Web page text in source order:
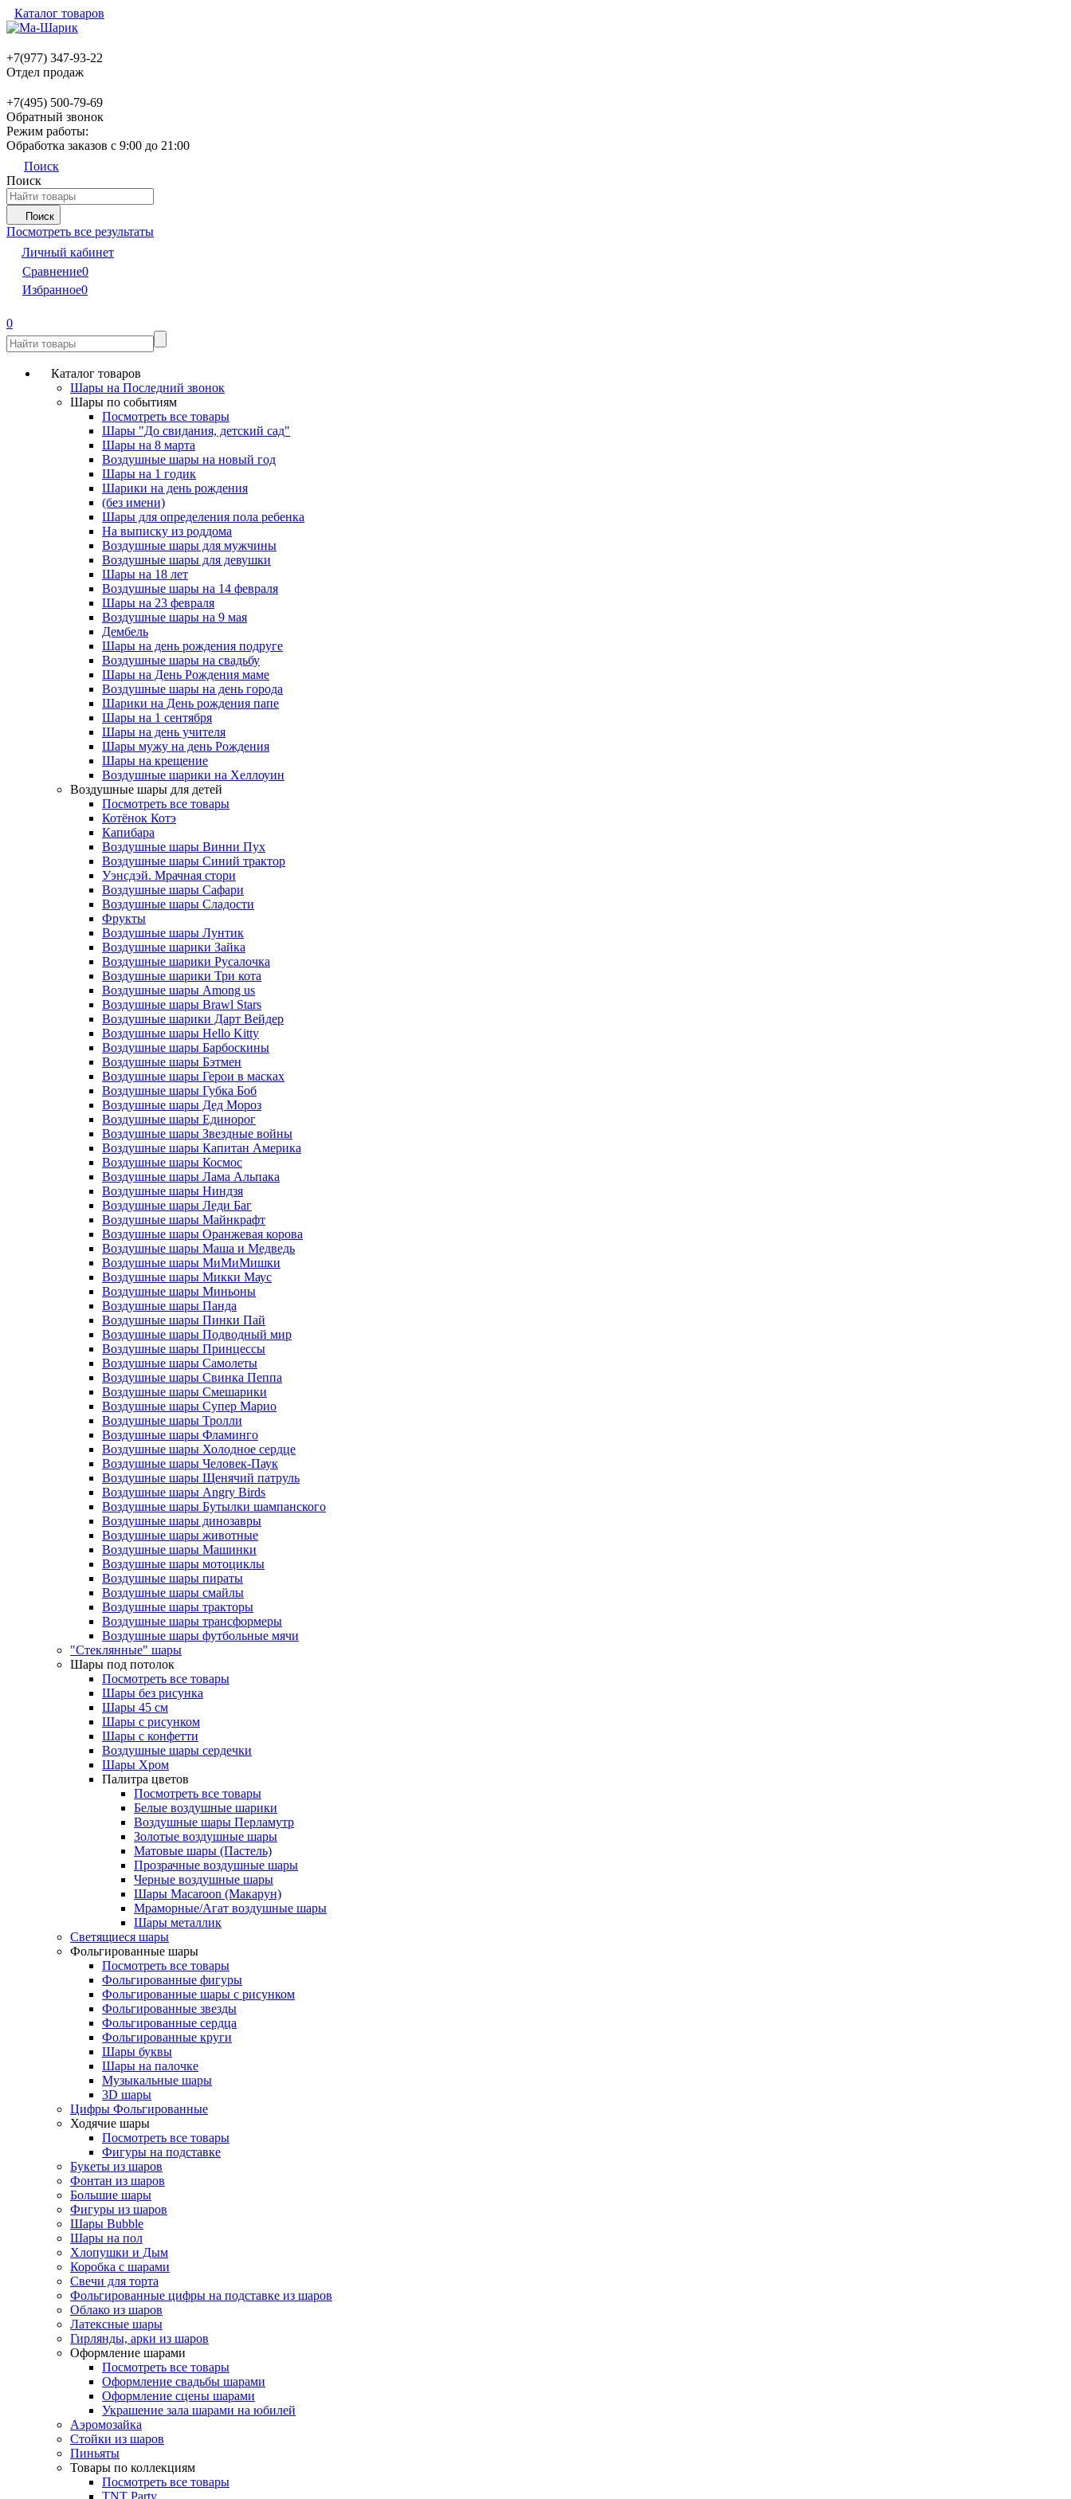
Каталог товаров
+7(977) 347-93-22
Отдел продаж
+7(495) 500-79-69
Обратный звонок
Режим работы:
Обработка заказов с 9:00 до 21:00
Поиск
Поиск
Поиск
Посмотреть все результаты
Личный кабинет
Сравнение0
Избранное0
0
Каталог товаров
Шары на Последний звонок
Шары по событиям
Посмотреть все товары
Шары "До свидания, детский сад"
Шары на 8 марта
Воздушные шары на новый год
Шары на 1 годик
Шарики на день рождения
(без имени)
Шары для определения пола ребенка
На выписку из роддома
Воздушные шары для мужчины
Воздушные шары для девушки
Шары на 18 лет
Воздушные шары на 14 февраля
Шары на 23 февраля
Воздушные шары на 9 мая
Дембель
Шары на день рождения подруге
Воздушные шары на свадьбу
Шары на День Рождения маме
Воздушные шары на день города
Шарики на День рождения папе
Шары на 1 сентября
Шары на день учителя
Шары мужу на день Рождения
Шары на крещение
Воздушные шарики на Хеллоуин
Воздушные шары для детей
Посмотреть все товары
Котёнок Котэ
Капибара
Воздушные шары Винни Пух
Воздушные шары Синий трактор
Уэнсдэй. Мрачная стори
Воздушные шары Сафари
Воздушные шары Сладости
Фрукты
Воздушные шары Лунтик
Воздушные шарики Зайка
Воздушные шарики Русалочка
Воздушные шарики Три кота
Воздушные шары Among us
Воздушные шары Brawl Stars
Воздушные шарики Дарт Вейдер
Воздушные шары Hello Kitty
Воздушные шары Барбоскины
Воздушные шары Бэтмен
Воздушные шары Герои в масках
Воздушные шары Губка Боб
Воздушные шары Дед Мороз
Воздушные шары Единорог
Воздушные шары Звездные войны
Воздушные шары Капитан Америка
Воздушные шары Космос
Воздушные шары Лама Альпака
Воздушные шары Ниндзя
Воздушные шары Леди Баг
Воздушные шары Майнкрафт
Воздушные шары Оранжевая корова
Воздушные шары Маша и Медведь
Воздушные шары МиМиМишки
Воздушные шары Микки Маус
Воздушные шары Миньоны
Воздушные шары Панда
Воздушные шары Пинки Пай
Воздушные шары Подводный мир
Воздушные шары Принцессы
Воздушные шары Самолеты
Воздушные шары Свинка Пеппа
Воздушные шары Смешарики
Воздушные шары Супер Марио
Воздушные шары Тролли
Воздушные шары Фламинго
Воздушные шары Холодное сердце
Воздушные шары Человек-Паук
Воздушные шары Щенячий патруль
Воздушные шары Angry Birds
Воздушные шары Бутылки шампанского
Воздушные шары динозавры
Воздушные шары животные
Воздушные шары Машинки
Воздушные шары мотоциклы
Воздушные шары пираты
Воздушные шары смайлы
Воздушные шары тракторы
Воздушные шары трансформеры
Воздушные шары футбольные мячи
"Стеклянные" шары
Шары под потолок
Посмотреть все товары
Шары без рисунка
Шары 45 см
Шары с рисунком
Шары с конфетти
Воздушные шары сердечки
Шары Хром
Палитра цветов
Посмотреть все товары
Белые воздушные шарики
Воздушные шары Перламутр
Золотые воздушные шары
Матовые шары (Пастель)
Прозрачные воздушные шары
Черные воздушные шары
Шары Macaroon (Макарун)
Мраморные/Агат воздушные шары
Шары металлик
Светящиеся шары
Фольгированные шары
Посмотреть все товары
Фольгированные фигуры
Фольгированные шары с рисунком
Фольгированные звезды
Фольгированные сердца
Фольгированные круги
Шары буквы
Шары на палочке
Музыкальные шары
3D шары
Цифры Фольгированные
Ходячие шары
Посмотреть все товары
Фигуры на подставке
Букеты из шаров
Фонтан из шаров
Большие шары
Фигуры из шаров
Шары Bubble
Шары на пол
Хлопушки и Дым
Коробка с шарами
Свечи для торта
Фольгированные цифры на подставке из шаров
Облако из шаров
Латексные шары
Гирлянды, арки из шаров
Оформление шарами
Посмотреть все товары
Оформление свадьбы шарами
Оформление сцены шарами
Украшение зала шарами на юбилей
Аэромозайка
Стойки из шаров
Пиньяты
Товары по коллекциям
Посмотреть все товары
TNT Party